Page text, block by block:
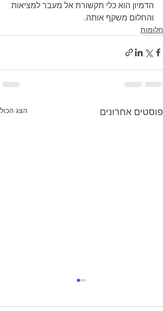
הדמיון הוא כלי תקשורת אל מעבר למציאות
והחלום משקף אותה.
חלומות
פוסטים אחרונים הצג הכול